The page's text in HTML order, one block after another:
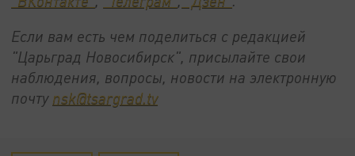
Если вам есть чем поделиться с редакцией
"Царьград Новосибирск", присылайте свои
наблюдения, вопросы, новости на электронную
почту nsk@tsargrad.tv